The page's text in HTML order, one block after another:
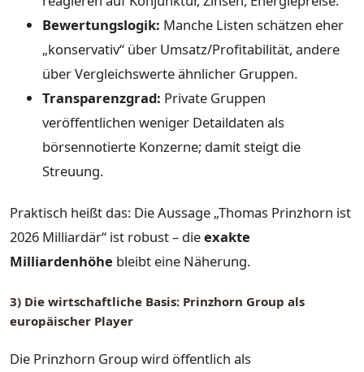
Bewertungslogik: Manche Listen schätzen eher
„konservativ“ über Umsatz/Profitabilität, andere
über Vergleichswerte ähnlicher Gruppen.
Transparenzgrad: Private Gruppen
veröffentlichen weniger Detaildaten als
börsennotierte Konzerne; damit steigt die
Streuung.
Praktisch heißt das: Die Aussage „Thomas Prinzhorn ist
2026 Milliardär“ ist robust – dieexakte
Milliardenhöhe bleibt eine Näherung.
3) Die wirtschaftliche Basis: Prinzhorn Group als
europäischer Player
Die Prinzhorn Group wird öffentlich als